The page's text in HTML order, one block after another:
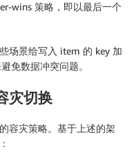
wins 策略，即以最后一个
场景给写入 item 的 key 加
免数据冲突问题。
灾切换
容灾策略。基于上述的架